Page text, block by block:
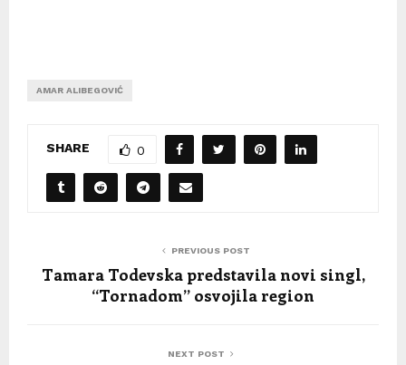
AMAR ALIBEGOVIĆ
SHARE 0
PREVIOUS POST
Tamara Todevska predstavila novi singl,
“Tornadom” osvojila region
NEXT POST